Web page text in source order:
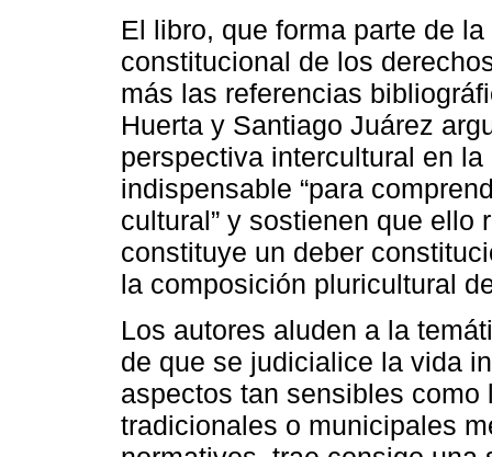
El libro, que forma parte de
constitucional de los
más las referencias
Huerta y Santiago Juárez
perspectiva intercultural en
indispensable “para
cultural” y sostienen que ello
constituye un deber
la composición pluricultural
Los autores aluden a la
de que se judicialice la vida
aspectos tan sensibles
tradicionales o municipales